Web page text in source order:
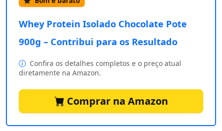
Whey Protein Isolado Chocolate Pote
900g – Contribui para os Resultado
Confira os detalhes completos e o preço atual
diretamente na Amazon.
Comprar na Amazon